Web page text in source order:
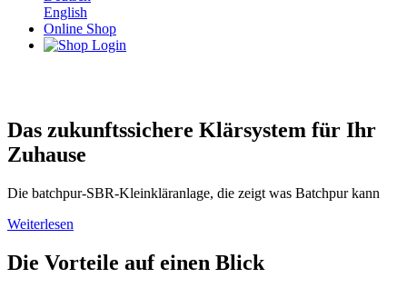
English
Online Shop
Das zukunftssichere Klärsystem für Ihr
Zuhause
Die batchpur-SBR-Kleinkläranlage, die zeigt was Batchpur kann
Weiterlesen
Die Vorteile auf einen Blick